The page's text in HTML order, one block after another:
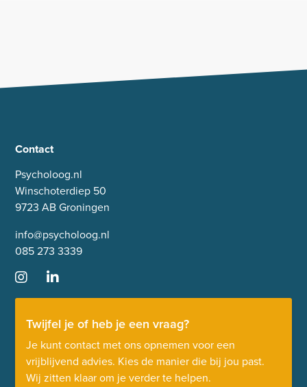
Contact
Psycholoog.nl
Winschoterdiep 50
9723 AB Groningen
info@psycholoog.nl
085 273 3339
Twijfel je of heb je een vraag?
Je kunt contact met ons opnemen voor een
vrijblijvend advies. Kies de manier die bij jou past.
Wij zitten klaar om je verder te helpen.